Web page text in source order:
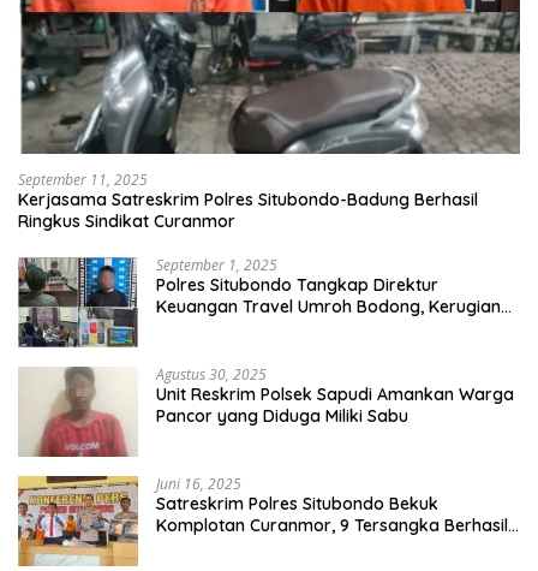
September 11, 2025
Kerjasama Satreskrim Polres Situbondo-Badung Berhasil
Ringkus Sindikat Curanmor
September 1, 2025
Polres Situbondo Tangkap Direktur
Keuangan Travel Umroh Bodong, Kerugian
Agustus 30, 2025
Unit Reskrim Polsek Sapudi Amankan Warga
Pancor yang Diduga Miliki Sabu
Juni 16, 2025
Satreskrim Polres Situbondo Bekuk
Komplotan Curanmor, 9 Tersangka Berhasil